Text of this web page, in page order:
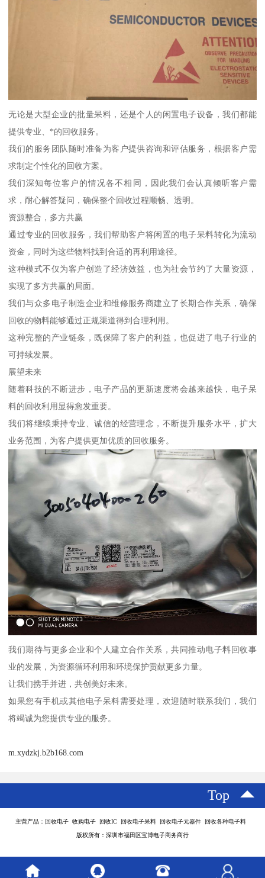
无论是大型企业的批量呆料，还是个人的闲置电子设备，我们都能
提供专业、*的回收服务。
我们的服务团队随时准备为客户提供咨询和评估服务，根据客户需
求制定个性化的回收方案。
我们深知每位客户的情况各不相同，因此我们会认真倾听客户需
求，耐心解答疑问，确保整个回收过程顺畅、透明。
资源整合，多方共赢
通过专业的回收服务，我们帮助客户将闲置的电子呆料转化为流动
资金，同时为这些物料找到合适的再利用途径。
这种模式不仅为客户创造了经济效益，也为社会节约了大量资源，
实现了多方共赢的局面。
我们与众多电子制造企业和维修服务商建立了长期合作关系，确保
回收的物料能够通过正规渠道得到合理利用。
这种完整的产业链条，既保障了客户的利益，也促进了电子行业的
可持续发展。
展望未来
随着科技的不断进步，电子产品的更新速度将会越来越快，电子呆
料的回收利用显得愈发重要。
我们将继续秉持专业、诚信的经营理念，不断提升服务水平，扩大
业务范围，为客户提供更加优质的回收服务。
我们期待与更多企业和个人建立合作关系，共同推动电子料回收事
业的发展，为资源循环利用和环境保护贡献更多力量。
让我们携手并进，共创美好未来。
如果您有手机或其他电子呆料需要处理，欢迎随时联系我们，我们
将竭诚为您提供专业的服务。
m.xydzkj.b2b168.com
Top
主营产品：回收电子 收购电子 回收IC 回收电子呆料 回收电子元器件 回收各种电子料
版权所有：深圳市福田区宝博电子商务商行